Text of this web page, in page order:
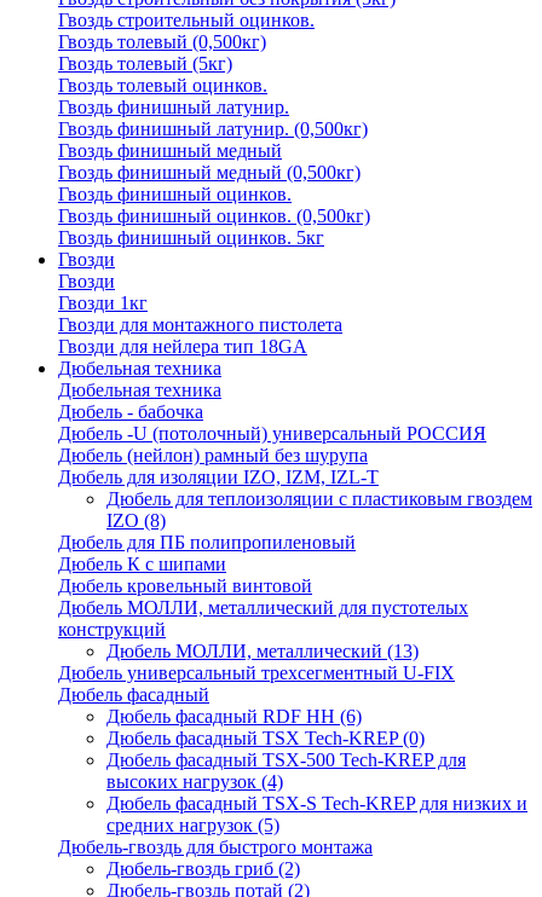
Гвоздь строительный оцинков.
Гвоздь толевый (0,500кг)
Гвоздь толевый (5кг)
Гвоздь толевый оцинков.
Гвоздь финишный латунир.
Гвоздь финишный латунир. (0,500кг)
Гвоздь финишный медный
Гвоздь финишный медный (0,500кг)
Гвоздь финишный оцинков.
Гвоздь финишный оцинков. (0,500кг)
Гвоздь финишный оцинков. 5кг
Гвозди
Гвозди
Гвозди 1кг
Гвозди для монтажного пистолета
Гвозди для нейлера тип 18GA
Дюбельная техника
Дюбельная техника
Дюбель - бабочка
Дюбель -U (потолочный) универсальный РОССИЯ
Дюбель (нейлон) рамный без шурупа
Дюбель для изоляции IZO, IZM, IZL-T
Дюбель для теплоизоляции с пластиковым гвоздем
IZO (8)
Дюбель для ПБ полипропиленовый
Дюбель К с шипами
Дюбель кровельный винтовой
Дюбель МОЛЛИ, металлический для пустотелых
конструкций
Дюбель МОЛЛИ, металлический (13)
Дюбель универсальный трехсегментный U-FIX
Дюбель фасадный
Дюбель фасадный RDF НН (6)
Дюбель фасадный TSX Tech-KREP(0)
Дюбель фасадный TSX-500 Tech-KREP для
высоких нагрузок (4)
Дюбель фасадный TSX-S Tech-KREP для низких и
средних нагрузок (5)
Дюбель-гвоздь для быстрого монтажа
Дюбель-гвоздь гриб (2)
Дюбель-гвоздь потай (2)